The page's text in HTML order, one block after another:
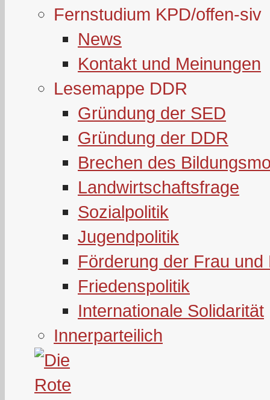
Fernstudium KPD/offen-siv
News
Kontakt und Meinungen
Lesemappe DDR
Gründung der SED
Gründung der DDR
Brechen des
Landwirtschaftsfrage
Sozialpolitik
Jugendpolitik
Förderung der Frau und
Friedenspolitik
Internationale Solidarität
Innerparteilich